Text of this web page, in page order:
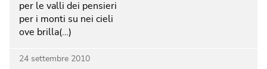
per le valli dei pensieri
per i monti su nei cieli
ove brilla(…)
24 settembre 2010